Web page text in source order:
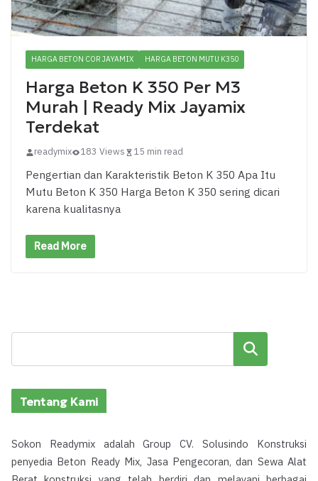
HARGA BETON COR JAYAMIX HARGA BETON MUTU K350
Harga Beton K 350 Per M3
Murah | Ready Mix Jayamix
Terdekat
readymix 183 Views 15 min read
Pengertian dan Karakteristik Beton K 350 Apa Itu
Mutu Beton K 350 Harga Beton K 350 sering dicari
karena kualitasnya
Read More
Cari
Tentang Kami
Sokon Readymix adalah Group CV. Solusindo Konstruksi
penyedia Beton Ready Mix, Jasa Pengecoran, dan Sewa Alat